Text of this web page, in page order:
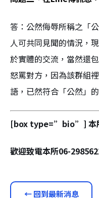
答：公然侮辱所稱之「
人可共同見聞的情況，
於實體的交流，當然還
怒罵對方，因為該群組
語，已然符合「公然」
[box type=”bio”] 本
歡迎致電本所06-
← 回到最新消息